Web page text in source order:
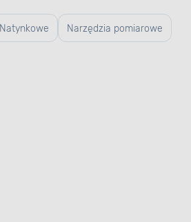
Natynkowe Narzędzia pomiarowe